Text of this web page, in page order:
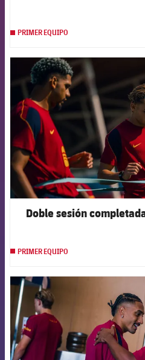
PRIMER EQUIPO
Doble sesión
PRIMER EQUIPO